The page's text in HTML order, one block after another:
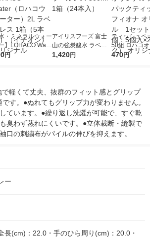
・ミネラルウォー
】LOHACO Wate
ハコウォータ
円
アイリスフーズ 富士
山の強炭酸水 ラベル
レス 500ml 1箱（24
1,420円
ティッシュペ
50組 ロハコ
ルソフトパッ
オリジナル
470円
軽くて丈夫、抜群のフィット感とグリップ
す。●ぬれてもグリップ力が変わりません。
ています。●繰り返し洗濯が可能で、すぐ乾
臭わず蒸れにくいです。●立体裁断・縫製で
口の刺繍布がパイルの伸びを抑えます。
ー
長(cm)：22.0・手のひら周り(cm)：20.0・